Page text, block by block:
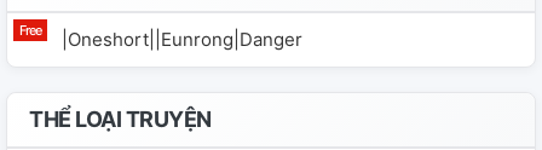
|Oneshort||Eunrong|Danger
THỂ LOẠI TRUYỆN